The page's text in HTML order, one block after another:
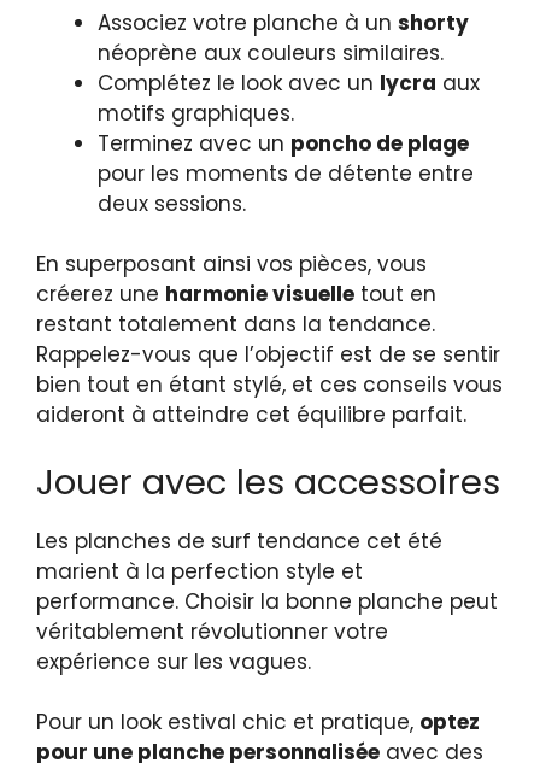
Associez votre planche à un shorty
néoprène aux couleurs similaires.
Complétez le look avec un lycra aux
motifs graphiques.
Terminez avec un poncho de plage
pour les moments de détente entre
deux sessions.
En superposant ainsi vos pièces, vous
créerez une harmonie visuelle tout en
restant totalement dans la tendance.
Rappelez-vous que l’objectif est de se sentir
bien tout en étant stylé, et ces conseils vous
aideront à atteindre cet équilibre parfait.
Jouer avec les accessoires
Les planches de surf tendance cet été
marient à la perfection style et
performance. Choisir la bonne planche peut
véritablement révolutionner votre
expérience sur les vagues.
Pour un look estival chic et pratique, optez
pour une planche personnalisée avec des